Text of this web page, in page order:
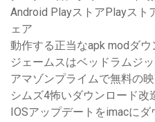
Android PlayストアPlayスト
ェア
動作する正当なapk modダウ
ジェームスはベッドラムジ
アマゾンプライムで無料の
シムズ4怖いダウンロード改
IOSアップデートをimacに